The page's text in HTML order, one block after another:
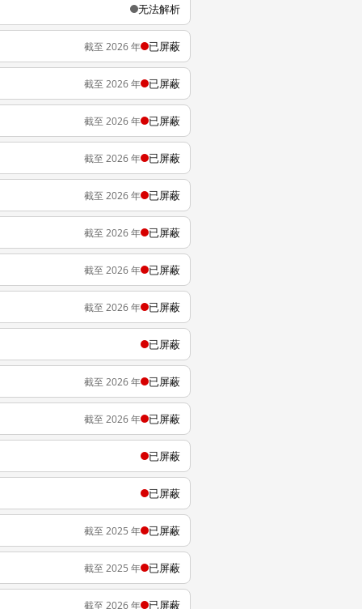
无法解析
截至 2026 年 已屏蔽
截至 2026 年 已屏蔽
截至 2026 年 已屏蔽
截至 2026 年 已屏蔽
截至 2026 年 已屏蔽
截至 2026 年 已屏蔽
截至 2026 年 已屏蔽
截至 2026 年 已屏蔽
已屏蔽
截至 2026 年 已屏蔽
截至 2026 年 已屏蔽
已屏蔽
已屏蔽
截至 2025 年 已屏蔽
截至 2025 年 已屏蔽
截至 2026 年 已屏蔽